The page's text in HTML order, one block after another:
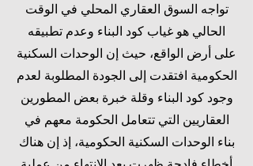
تواجه السوق العقاري المحلي في الوقت
الحالي هو غياب كود البناء وعدم تطبيقه
على أرض الواقع، حيث إن الوحدات السكنية
الحكومية افتقدت إلى الجودة المطلوبة لعدم
وجود كود البناء وقلة خبرة بعض المطورين
العقاريين التي تتعامل الحكومة معهم في
بناء الوحدات السكنية الحكومية، إذ إن هناك